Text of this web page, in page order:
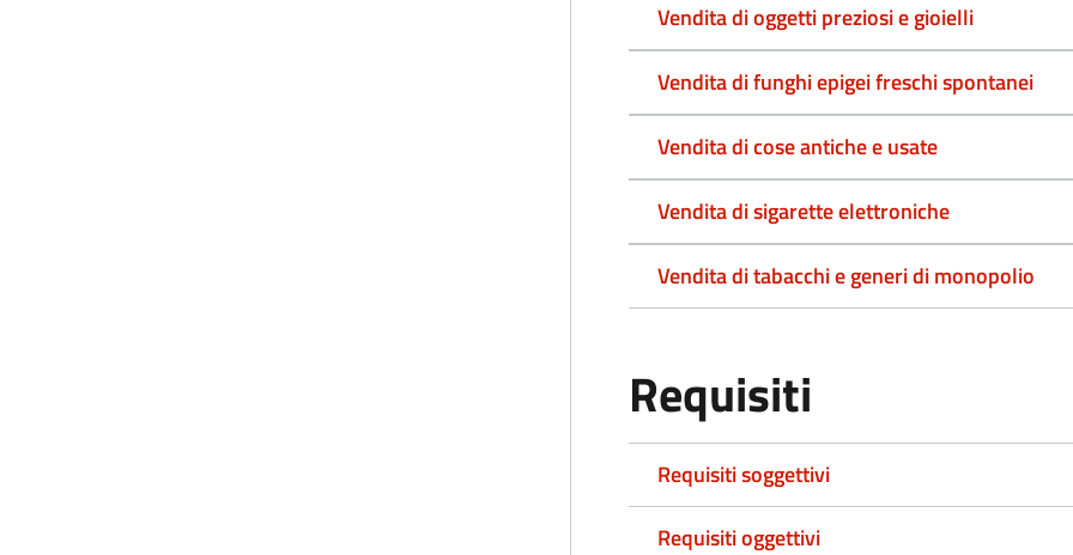
Vendita di oggetti preziosi e gioielli
Vendita di funghi epigei freschi spontanei
Vendita di cose antiche e usate
Vendita di sigarette elettroniche
Vendita di tabacchi e generi di monopolio
Requisiti
Requisiti soggettivi
Requisiti oggettivi